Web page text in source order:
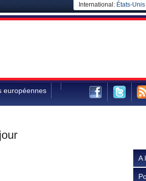
International: États-Unis
européennes
A